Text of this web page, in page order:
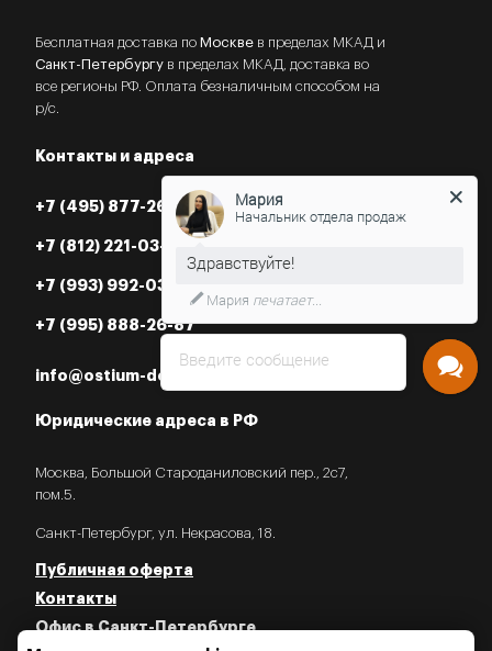
Бесплатная доставка по Москве в пределах МКАД и
Санкт-Петербургу в пределах МКАД, доставка во
все регионы РФ. Оплата безналичным способом на
р/с.
Контакты и адреса
+7 (495) 877-26-87
+7 (812) 221-03-07
+7 (993) 992-03-07
+7 (995) 888-26-87
info@ostium-doors.ru
Юридические адреса в РФ
Москва, Большой Староданиловский пер., 2с7,
пом.5.
Санкт-Петербург, ул. Некрасова, 18.
Публичная оферта
Контакты
Офис в Санкт-Петербурге
Введите сообщение
Мария
Начальник отдела продаж